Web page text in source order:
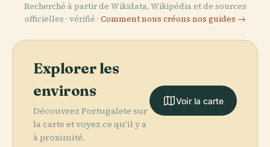
Recherché à partir de Wikidata, Wikipédia et de sources
officielles · vérifié · Comment nous créons nos guides →
Explorer les
environs
Découvrez Portugalete sur
la carte et voyez ce qu'il y a
à proximité.
Voir la carte